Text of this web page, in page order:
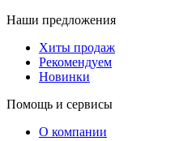
Наши предложения
Хиты продаж
Рекомендуем
Новинки
Помощь и сервисы
О компании